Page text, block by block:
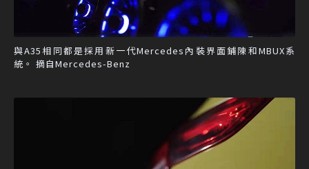
與A35相同都是採用新一代Mercedes內裝界面鋪陳和MBUX系
統。 摘自Mercedes-Benz